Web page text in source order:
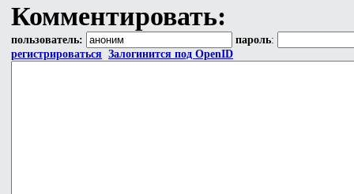
Комментировать:
пользователь: пароль:
регистрироваться Залогинится под OpenID